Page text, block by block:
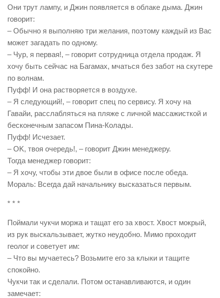
Они трут лампу, и Джин появляется в облаке дыма. Джин
говорит:
– Обычно я выполняю три желания, поэтому каждый из Вас
может загадать по одному.
– Чур, я первая!, – говорит сотрудница отдела продаж. Я
хочу быть сейчас на Багамах, мчаться без забот на скутере
по волнам.
Пуфф! И она растворяется в воздухе.
– Я следующий!, – говорит спец по сервису. Я хочу на
Гавайи, расслабляться на пляже с личной массажисткой и
бесконечным запасом Пина-Колады.
Пуфф! Исчезает.
– OK, твоя очередь!, – говорит Джин менеджеру.
Тогда менеджер говорит:
– Я хочу, чтобы эти двое были в офисе после обеда.
Мораль: Всегда дай начальнику высказаться первым.
* * *
Поймали чукчи моржа и тащат его за хвост. Хвост мокрый,
из рук выскальзывает, жутко неудобно. Мимо проходит
геолог и советует им:
– Что вы мучаетесь? Возьмите его за клыки и тащите
спокойно.
Чукчи так и сделали. Потом останавливаются, и один
замечает: